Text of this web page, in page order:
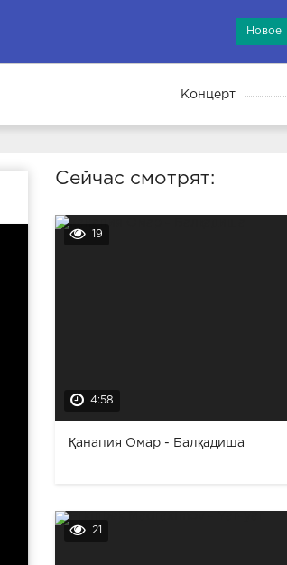
Новое
Концерт
Сейчас смотрят:
19
4:58
Қанапия Омар - Балқадиша
21